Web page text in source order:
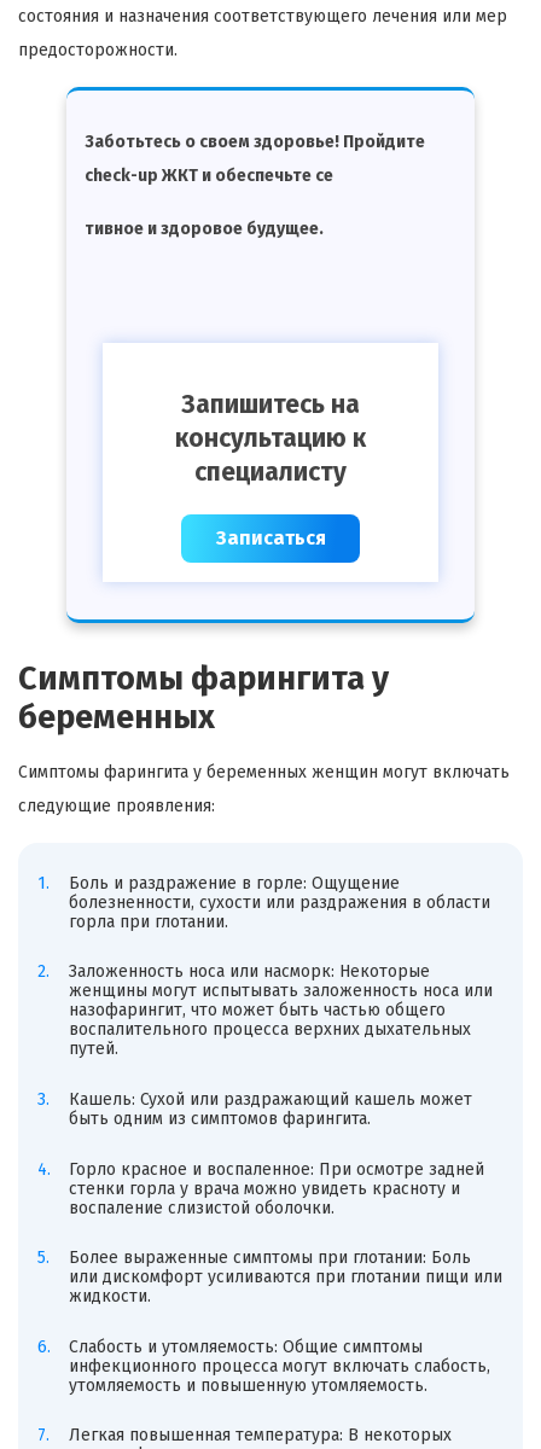
состояния и назначения соответствующего лечения или мер
предосторожности.
Заботьтесь о своем здоровье! Пройдите
check-up ЖКТ и обеспечьте се
тивное и здоровое будущее.
Запишитесь на
консультацию к
специалисту
Записаться
Симптомы фарингита у
беременных
Симптомы фарингита у беременных женщин могут включать
следующие проявления:
Боль и раздражение в горле: Ощущение
болезненности, сухости или раздражения в области
горла при глотании.
Заложенность носа или насморк: Некоторые
женщины могут испытывать заложенность носа или
назофарингит, что может быть частью общего
воспалительного процесса верхних дыхательных
путей.
Кашель: Сухой или раздражающий кашель может
быть одним из симптомов фарингита.
Горло красное и воспаленное: При осмотре задней
стенки горла у врача можно увидеть красноту и
воспаление слизистой оболочки.
Более выраженные симптомы при глотании: Боль
или дискомфорт усиливаются при глотании пищи или
жидкости.
Слабость и утомляемость: Общие симптомы
инфекционного процесса могут включать слабость,
утомляемость и повышенную утомляемость.
Легкая повышенная температура: В некоторых